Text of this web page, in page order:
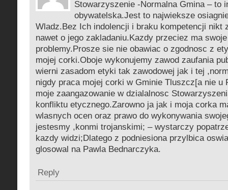
Stowarzyszenie -Normalna Gmina – to
obywatelska.Jest to najwieksze
Wladz.Bez Ich indolencji i braku kompetencji nikt
nawet o jego zakladaniu.Kazdy przeciez ma
problemy.Prosze sie nie obawiac o zgodnosc z
mojej corki.Oboje wykonujemy zawod zaufania
wierni zasadom etyki tak zawodowej jak i tej
nigdy praca mojej corki w Gminie Tluszcz[a nie u
moje zaangazowanie w dzialalnosc
konfliktu etycznego.Zarowno ja jak i moja corka
wlasnych ocen oraz prawo do wykonywania
jestesmy ,konmi trojanskimi; – wystarczy
kazdy widzi;Dlatego z podniesiona przylbica
glosowal na Pawla Bednarczyka.
Reply